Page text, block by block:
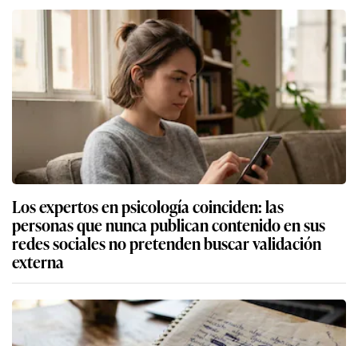
Los expertos en psicología coinciden: las
personas que nunca publican contenido en sus
redes sociales no pretenden buscar validación
externa